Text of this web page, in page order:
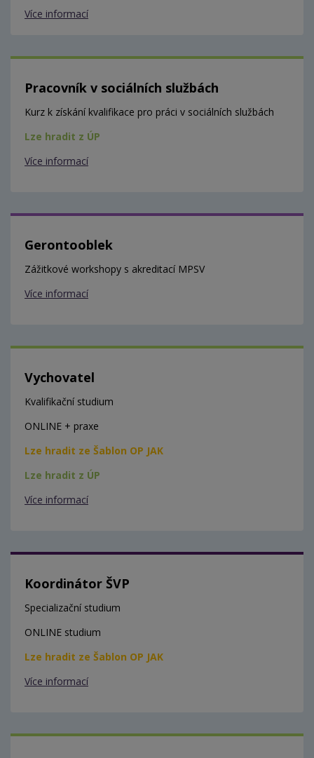
Více informací
Pracovník v sociálních službách
Kurz k získání kvalifikace pro práci v sociálních službách
Lze hradit z ÚP
Více informací
Gerontooblek
Zážitkové workshopy s akreditací MPSV
Více informací
Vychovatel
Kvalifikační studium
ONLINE + praxe
Lze hradit ze Šablon OP JAK
Lze hradit z ÚP
Více informací
Koordinátor ŠVP
Specializační studium
ONLINE studium
Lze hradit ze Šablon OP JAK
Více informací